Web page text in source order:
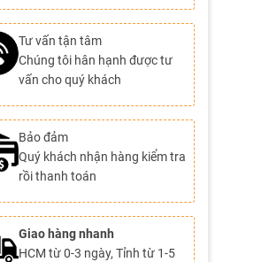
Tư vấn tận tâm
Chúng tôi hân hạnh được tư
vấn cho quý khách
Bảo đảm
Quý khách nhận hàng kiểm tra
rồi thanh toán
Giao hàng nhanh
HCM từ 0-3 ngày, Tỉnh từ 1-5